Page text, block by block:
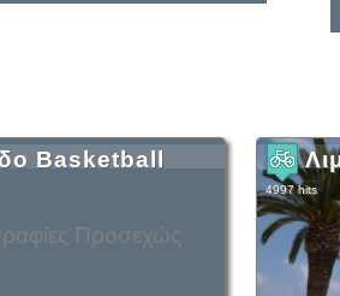
Προσεχώς
Basketball
4997 hits